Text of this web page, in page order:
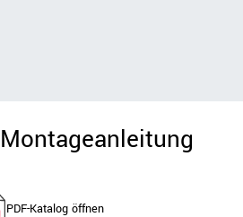
PDF-Katalog öffnen